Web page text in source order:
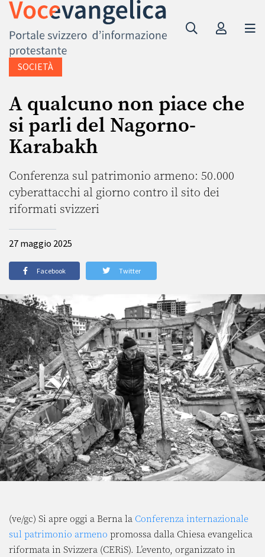
SOCIETÀ
A qualcuno non piace che
si parli del Nagorno-
Karabakh
Conferenza sul patrimonio armeno: 50.000
cyberattacchi al giorno contro il sito dei
riformati svizzeri
27 maggio 2025
Facebook Twitter
(ve/gc) Si apre oggi a Berna la Conferenza internazionale
sul patrimonio armeno promossa dalla Chiesa evangelica
riformata in Svizzera (CERiS). L’evento, organizzato in